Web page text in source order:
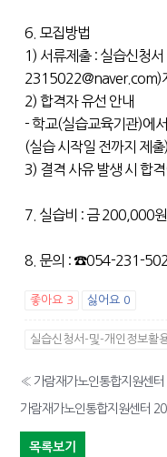
6. 모집방법
1) 서류제출 : 실습신청
2315022@naver.com)
2) 합격자 유선 안내
- 학교(실습교육기관)에
(실습 시작일 전까지 제출)
3) 결격 사유 발생 시 합
7. 실습비 : 금 200,000원
8. 문의 : ☎054-231-
좋아요 3 싫어요 0
실습신청서-및-개인정보활
« 가람재가노인통합지원센
목록보기